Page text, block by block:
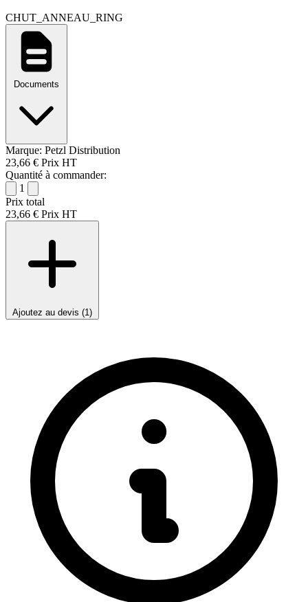
CHUT_ANNEAU_RING
Documents
Marque: Petzl Distribution
23,66 € Prix HT
Quantité à commander:
1
Prix total
23,66 € Prix HT
Ajoutez au devis (1)